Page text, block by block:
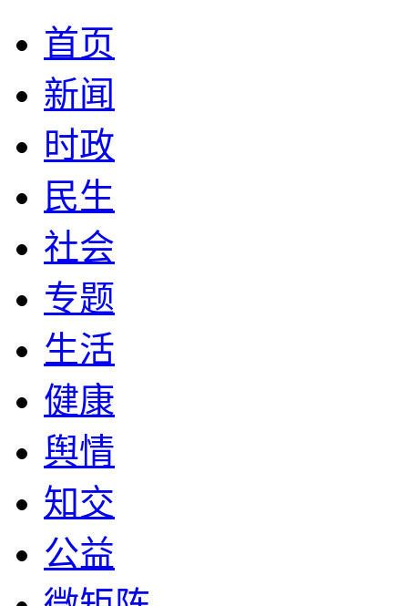
首页
新闻
时政
民生
社会
专题
生活
健康
舆情
知交
公益